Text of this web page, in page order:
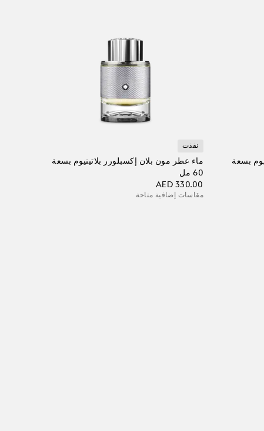
بسعة
نفذت
ماء عطر مون بلان إكسبلورر بلاتينيوم بسعة
60 مل
AED 330.00
مقاسات إضافية متاحة